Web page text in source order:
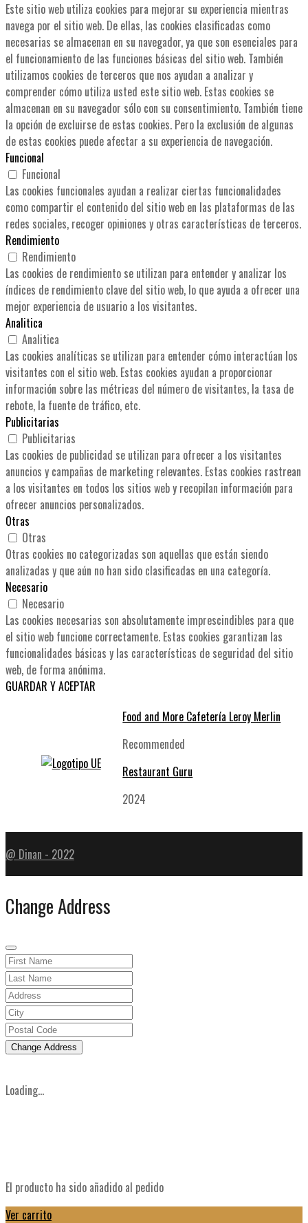
Este sitio web utiliza cookies para mejorar su experiencia mientras
navega por el sitio web. De ellas, las cookies clasificadas como
necesarias se almacenan en su navegador, ya que son esenciales para
el funcionamiento de las funciones básicas del sitio web. También
utilizamos cookies de terceros que nos ayudan a analizar y
comprender cómo utiliza usted este sitio web. Estas cookies se
almacenan en su navegador sólo con su consentimiento. También tiene
la opción de excluirse de estas cookies. Pero la exclusión de algunas
de estas cookies puede afectar a su experiencia de navegación.
Funcional
Funcional
Las cookies funcionales ayudan a realizar ciertas funcionalidades
como compartir el contenido del sitio web en las plataformas de las
redes sociales, recoger opiniones y otras características de terceros.
Rendimiento
Rendimiento
Las cookies de rendimiento se utilizan para entender y analizar los
índices de rendimiento clave del sitio web, lo que ayuda a ofrecer una
mejor experiencia de usuario a los visitantes.
Analitica
Analitica
Las cookies analíticas se utilizan para entender cómo interactúan los
visitantes con el sitio web. Estas cookies ayudan a proporcionar
información sobre las métricas del número de visitantes, la tasa de
rebote, la fuente de tráfico, etc.
Publicitarias
Publicitarias
Las cookies de publicidad se utilizan para ofrecer a los visitantes
anuncios y campañas de marketing relevantes. Estas cookies rastrean
a los visitantes en todos los sitios web y recopilan información para
ofrecer anuncios personalizados.
Otras
Otras
Otras cookies no categorizadas son aquellas que están siendo
analizadas y que aún no han sido clasificadas en una categoría.
Necesario
Necesario
Las cookies necesarias son absolutamente imprescindibles para que
el sitio web funcione correctamente. Estas cookies garantizan las
funcionalidades básicas y las características de seguridad del sitio
web, de forma anónima.
GUARDAR Y ACEPTAR
Food and More Cafetería Leroy Merlin
Recommended
Restaurant Guru
2024
@ Dinan - 2022
Change Address
Change Address
Loading...
El producto ha sido añadido al pedido
Ver carrito